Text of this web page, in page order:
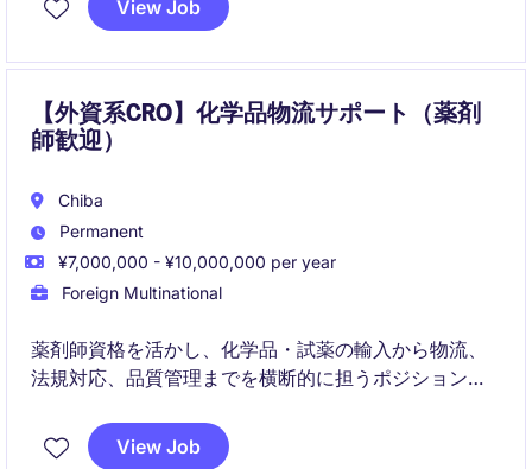
マネジメント層への助言と実行支援を担うポジション
View Job
【外資系CRO】化学品物流サポート（薬剤
師歓迎）
Chiba
Permanent
¥7,000,000 - ¥10,000,000 per year
Foreign Multinational
薬剤師資格を活かし、化学品・試薬の輸入から物流、
法規対応、品質管理までを横断的に担うポジションで
化をリードしていただきます。
View Job